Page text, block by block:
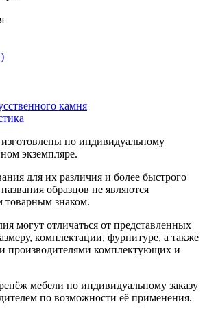
камня
по индивидуальному
экземпляре.
для их различия и более быстрого
образцов не являются
товарным знаком.
могут отличаться от представленных
комплектации, фурнитуре, а также
производителями комплектующих и
мебели по индивидуальному заказу
по возможности её применения.